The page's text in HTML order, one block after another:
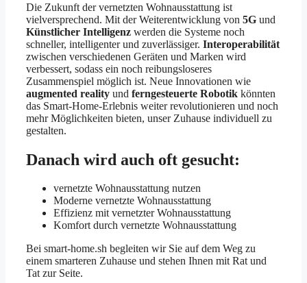
Die Zukunft der vernetzten Wohnausstattung ist
vielversprechend. Mit der Weiterentwicklung von 5G und
Künstlicher Intelligenz werden die Systeme noch
schneller, intelligenter und zuverlässiger. Interoperabilität
zwischen verschiedenen Geräten und Marken wird
verbessert, sodass ein noch reibungsloseres
Zusammenspiel möglich ist. Neue Innovationen wie
augmented reality und ferngesteuerte Robotik könnten
das Smart-Home-Erlebnis weiter revolutionieren und noch
mehr Möglichkeiten bieten, unser Zuhause individuell zu
gestalten.
Danach wird auch oft gesucht:
vernetzte Wohnausstattung nutzen
Moderne vernetzte Wohnausstattung
Effizienz mit vernetzter Wohnausstattung
Komfort durch vernetzte Wohnausstattung
Bei smart-home.sh begleiten wir Sie auf dem Weg zu
einem smarteren Zuhause und stehen Ihnen mit Rat und
Tat zur Seite.